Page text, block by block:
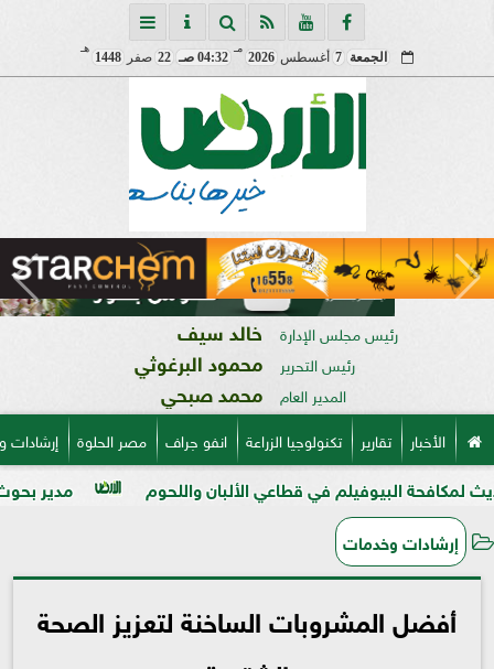
الجمعة 7 أغسطس 2026
مـ
04:32 صـ 22 صفر 1448
هـ
رئيس مجلس الإدارة خالد سيف
رئيس التحرير محمود البرغوثي
المدير العام محمد صبحي
الأخبار تقارير تكنولوجيا الزراعة انفو جراف مصر الحلوة
مدير بحوث أمراض في قطاعي الألبان واللحوم
إرشادات وخدمات
أفضل المشروبات الساخنة لتعزيز الصحة